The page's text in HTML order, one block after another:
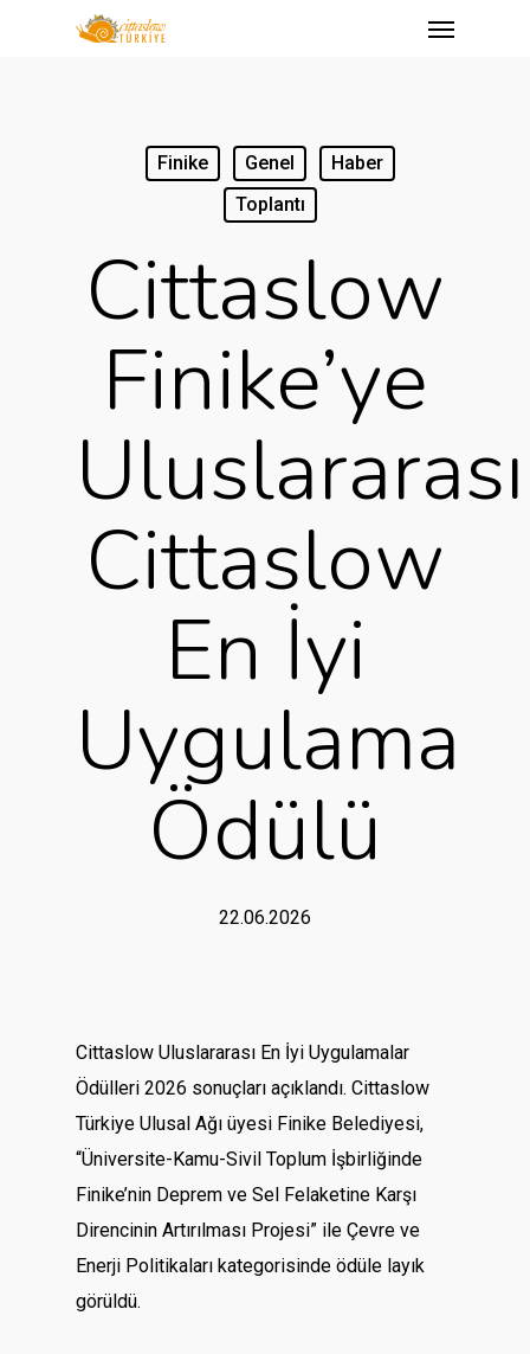
Finike Genel
Haber
Toplantı
Cittaslow
Finike’ye
Uluslararası
Cittaslow
En İyi
Uygulama
Ödülü
22.06.2026
Cittaslow Uluslararası En İyi Uygulamalar
Ödülleri 2026 sonuçları açıklandı. Cittaslow
Türkiye Ulusal Ağı üyesi Finike Belediyesi,
“Üniversite-Kamu-Sivil Toplum İşbirliğinde
Finike’nin Deprem ve Sel Felaketine Karşı
Direncinin Artırılması Projesi” ile Çevre ve
Enerji Politikaları kategorisinde ödüle layık
görüldü.